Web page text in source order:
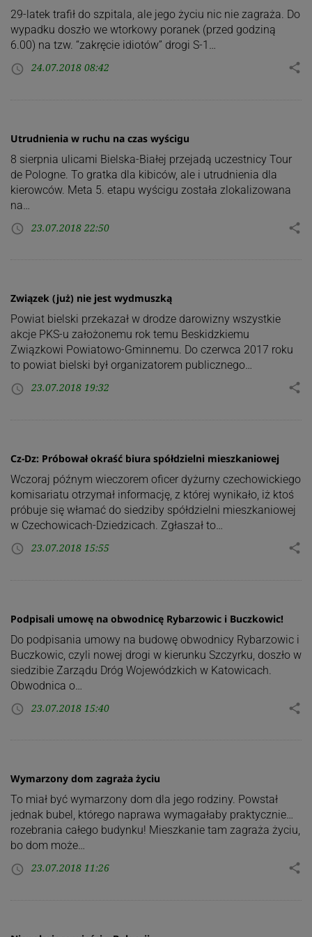
29-latek trafił do szpitala, ale jego życiu nic nie zagraża. Do
wypadku doszło we wtorkowy poranek (przed godziną
6.00) na tzw. “zakręcie idiotów” drogi S-1…
access_time 24.07.2018 08:42 share
Utrudnienia w ruchu na czas wyścigu
8 sierpnia ulicami Bielska-Białej przejadą uczestnicy Tour
de Pologne. To gratka dla kibiców, ale i utrudnienia dla
kierowców. Meta 5. etapu wyścigu została zlokalizowana
na…
access_time 23.07.2018 22:50 share
Związek (już) nie jest wydmuszką
Powiat bielski przekazał w drodze darowizny wszystkie
akcje PKS-u założonemu rok temu Beskidzkiemu
Związkowi Powiatowo-Gminnemu. Do czerwca 2017 roku
to powiat bielski był organizatorem publicznego…
access_time 23.07.2018 19:32 share
Cz-Dz: Próbował okraść biura spółdzielni mieszkaniowej
Wczoraj późnym wieczorem oficer dyżurny czechowickiego
komisariatu otrzymał informację, z której wynikało, iż ktoś
próbuje się włamać do siedziby spółdzielni mieszkaniowej
w Czechowicach-Dziedzicach. Zgłaszał to…
access_time 23.07.2018 15:55 share
Podpisali umowę na obwodnicę Rybarzowic i Buczkowic!
Do podpisania umowy na budowę obwodnicy Rybarzowic i
Buczkowic, czyli nowej drogi w kierunku Szczyrku, doszło w
siedzibie Zarządu Dróg Wojewódzkich w Katowicach.
Obwodnica o…
access_time 23.07.2018 15:40 share
Wymarzony dom zagraża życiu
To miał być wymarzony dom dla jego rodziny. Powstał
jednak bubel, którego naprawa wymagałaby praktycznie…
rozebrania całego budynku! Mieszkanie tam zagraża życiu,
bo dom może…
access_time 23.07.2018 11:26 share